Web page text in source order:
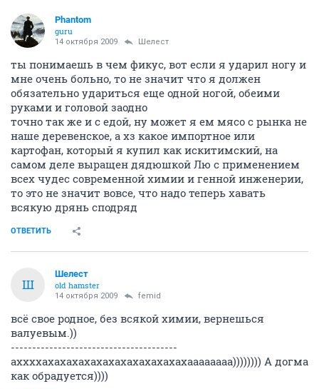
Phantom
guru
14 октября 2009 Шелест
ты понимаешь в чем фикус, вот если я ударил ногу и
мне очень больно, то не значит что я должен
обязательно удариться еще одной ногой, обеими
руками и головой заодно
точно так же и с едой, ну может я ем мясо с рынка не
наше деревенское, а хз какое импортное или
картофан, который я купил как искитимский, на
самом деле выращен дядюшкой Лю с применением
всех чудес современной химии и генной инженерии,
то это не значит вовсе, что надо теперь хавать
всякую дрянь сподряд
ОТВЕТИТЬ
Ш
Шелест
old hamster
14 октября 2009 femid
всё свое родное, без всякой химии, вернешься
валуевым.))
---------------------------------------
аххххахахахахахахахахахахахахаааааааа)))))))) А догма
как обрадуется))))